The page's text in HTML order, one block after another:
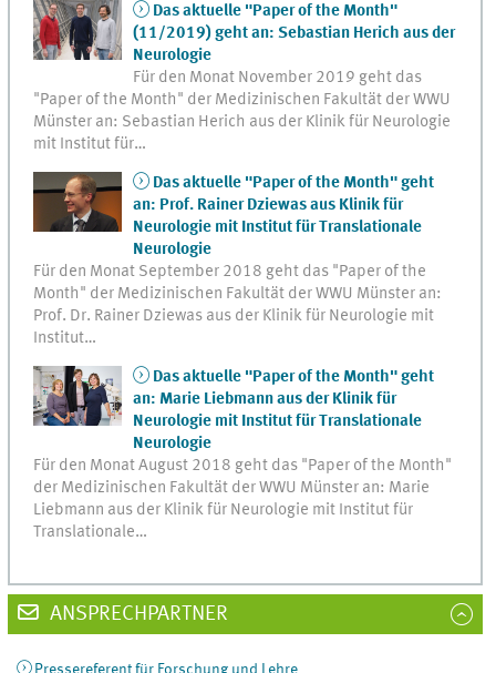
Das aktuelle "Paper of the Month"
(11/2019) geht an: Sebastian Herich aus der
Neurologie
Für den Monat November 2019 geht das
"Paper of the Month" der Medizinischen Fakultät der WWU
Münster an: Sebastian Herich aus der Klinik für Neurologie
mit Institut für…
Das aktuelle "Paper of the Month" geht
an: Prof. Rainer Dziewas aus Klinik für
Neurologie mit Institut für Translationale
Neurologie
Für den Monat September 2018 geht das "Paper of the
Month" der Medizinischen Fakultät der WWU Münster an:
Prof. Dr. Rainer Dziewas aus der Klinik für Neurologie mit
Institut…
Das aktuelle "Paper of the Month" geht
an: Marie Liebmann aus der Klinik für
Neurologie mit Institut für Translationale
Neurologie
Für den Monat August 2018 geht das "Paper of the Month"
der Medizinischen Fakultät der WWU Münster an: Marie
Liebmann aus der Klinik für Neurologie mit Institut für
Translationale…
ANSPRECHPARTNER
Pressereferent für Forschung und Lehre